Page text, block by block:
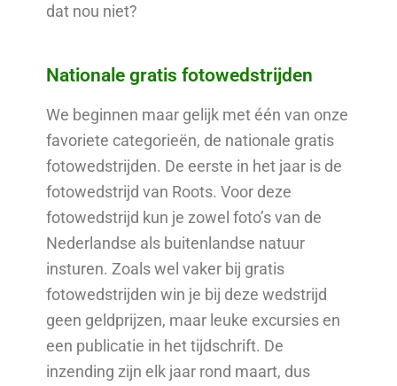
dat nou niet?
Nationale gratis fotowedstrijden
We beginnen maar gelijk met één van onze
favoriete categorieën, de nationale gratis
fotowedstrijden. De eerste in het jaar is de
fotowedstrijd van Roots. Voor deze
fotowedstrijd kun je zowel foto’s van de
Nederlandse als buitenlandse natuur
insturen. Zoals wel vaker bij gratis
fotowedstrijden win je bij deze wedstrijd
geen geldprijzen, maar leuke excursies en
een publicatie in het tijdschrift. De
inzending zijn elk jaar rond maart, dus